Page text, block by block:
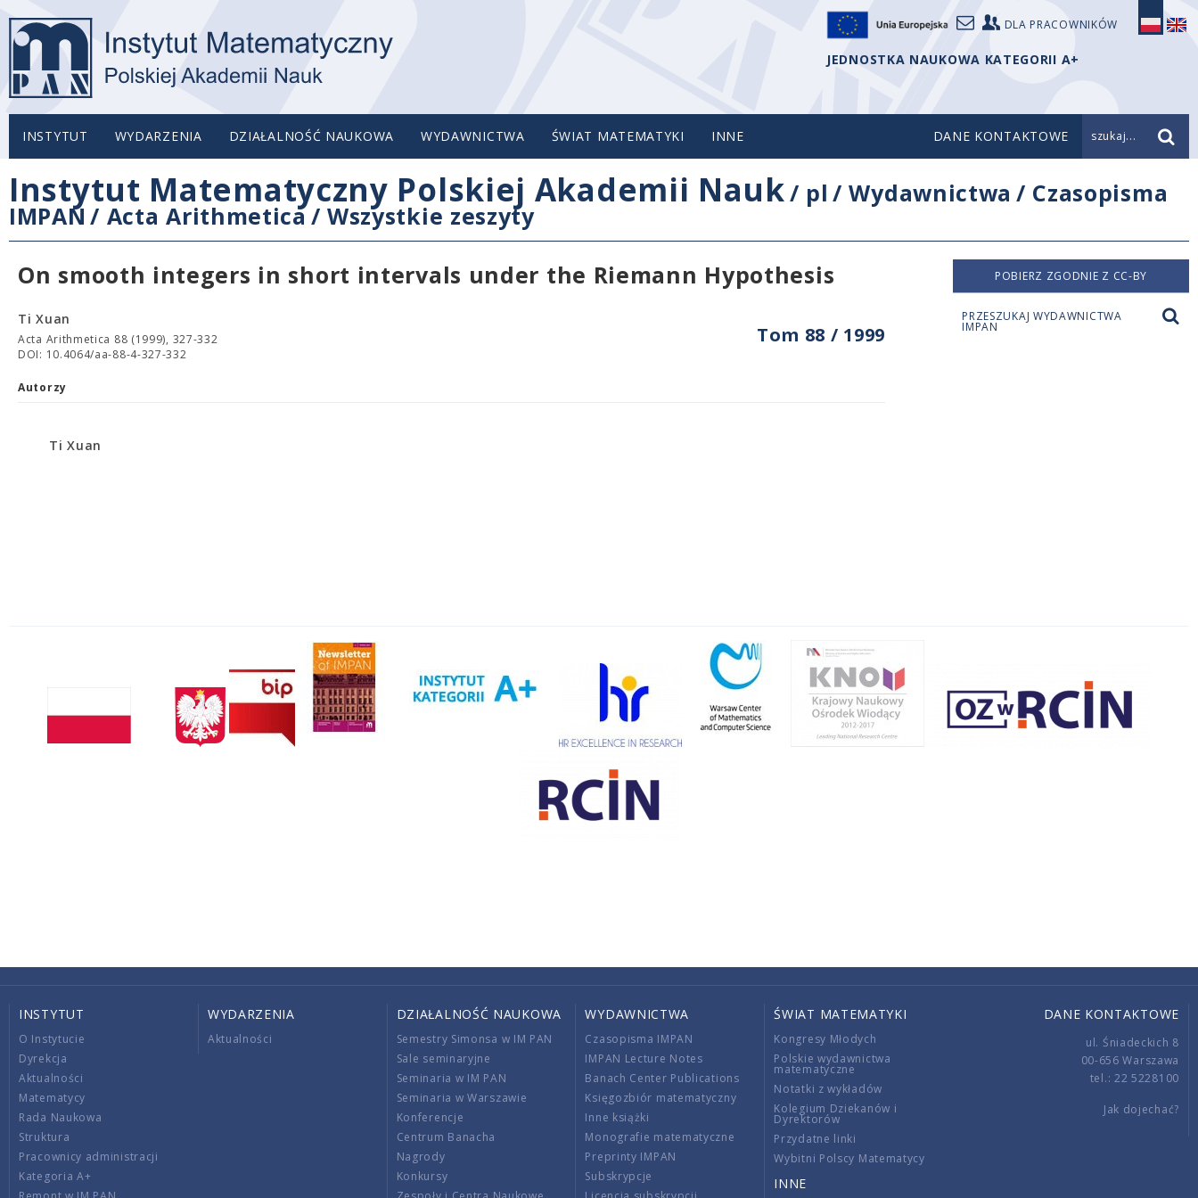
DLA PRACOWNIKÓW
JEDNOSTKA NAUKOWA KATEGORII A+
INSTYTUT WYDARZENIA DZIAŁALNOŚĆ NAUKOWA WYDAWNICTWA ŚWIAT MATEMATYKI INNE DANE KONTAKTOWE szukaj...
Instytut Matematyczny Polskiej Akademii Nauk/ pl /Wydawnictwa / Czasopisma
IMPAN / Acta Arithmetica/ Wszystkie zeszyty
On smooth integers in short intervals under the Riemann Hypothesis
Tom 88 / 1999
Ti Xuan
Acta Arithmetica 88 (1999), 327-332
DOI: 10.4064/aa-88-4-327-332
Autorzy
Ti Xuan
POBIERZ ZGODNIE Z CC-BY
PRZESZUKAJ WYDAWNICTWA
IMPAN
INSTYTUT
O Instytucie
Dyrekcja
Aktualności
Matematycy
Rada Naukowa
Struktura
Pracownicy administracji
Kategoria A+
WYDARZENIA
Aktualności
DZIAŁALNOŚĆ NAUKOWA
Semestry Simonsa w IM PAN
Sale seminaryjne
Seminaria w IM PAN
Seminaria w Warszawie
Konferencje
Centrum Banacha
Nagrody
Konkursy
WYDAWNICTWA
Czasopisma IMPAN
IMPAN Lecture Notes
Banach Center Publications
Księgozbiór matematyczny
Inne książki
Monografie matematyczne
Preprinty IMPAN
Subskrypcje
ŚWIAT MATEMATYKI
Kongresy Młodych
Polskie wydawnictwa
matematyczne
Notatki z wykładów
Kolegium Dziekanów i
Dyrektorów
Przydatne linki
Wybitni Polscy Matematycy
INNE
DANE KONTAKTOWE
ul. Śniadeckich 8
00-656 Warszawa
tel.: 22 5228100
Jak dojechać?